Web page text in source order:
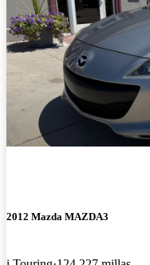
2012 Mazda MAZDA3